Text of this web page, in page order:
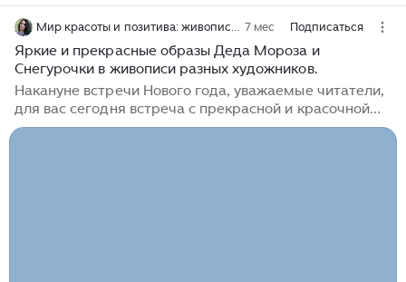
Мир красоты и позитива: живопись, творчество, природа. 7 мес Подписаться
Яркие и прекрасные образы Деда Мороза и
Снегурочки в живописи разных художников.
Накануне встречи Нового года, уважаемые читатели,
для вас сегодня встреча с прекрасной и красочной
сказкой от художников Виталия Дударенко и Олеси